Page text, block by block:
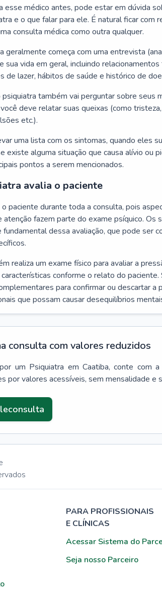
esse médico antes, pode estar em dúvida
e o que falar para ele. É natural ficar com
consulta médica como outra qualquer.
geralmente começa com uma entrevista
sua vida em geral, incluindo
de lazer, hábitos de saúde e histórico de
psiquiatra também vai perguntar sobre seus
deve relatar suas queixas (como
etc.).
uma lista com os sintomas, quando eles
existe alguma situação que causa alívio ou
pontos a serem mencionados.
avalia o paciente
paciente durante toda a consulta, pois
atenção fazem parte do exame psíquico. Os
dessa avaliação, que pode ser
realiza um exame físico para avaliar a
conforme o relato do
para confirmar ou descartar a
que possam causar desequilíbrios
consulta com valores reduzidos
um Psiquiatra em Caatiba, conte com a
por valores acessíveis, sem mensalidade e
PARA PROFISSIONAIS
E CLÍNICAS
Acessar Sistema do
Seja nosso Parceiro